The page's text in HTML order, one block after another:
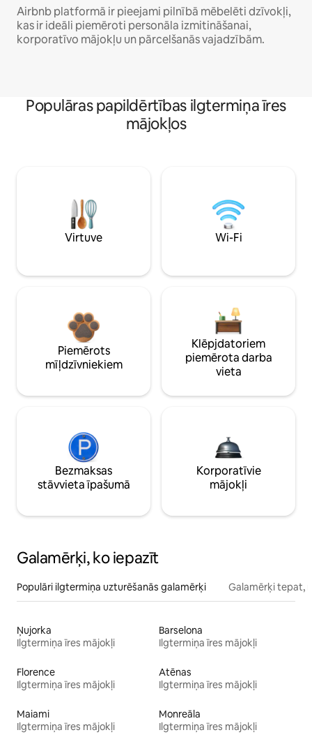
Airbnb platformā ir pieejami pilnībā mēbelēti dzīvokļi,
kas ir ideāli piemēroti personāla izmitināšanai,
korporatīvo mājokļu un pārcelšanās vajadzībām.
Populāras papildērtības ilgtermiņa īres
mājokļos
Virtuve Wi-Fi
Piemērots
mīļdzīvniekiem
Klēpjdatoriem
piemērota darba
vieta
Bezmaksas
stāvvieta īpašumā
Korporatīvie
mājokļi
Galamērķi, ko iepazīt
Populāri ilgtermiņa uzturēšanās galamērķi Galamērķi tepat,
Ņujorka
Ilgtermiņa īres mājokļi
Barselona
Ilgtermiņa īres mājokļi
Florence
Ilgtermiņa īres mājokļi
Atēnas
Ilgtermiņa īres mājokļi
Maiami
Ilgtermiņa īres mājokļi
Monreāla
Ilgtermiņa īres mājokļi